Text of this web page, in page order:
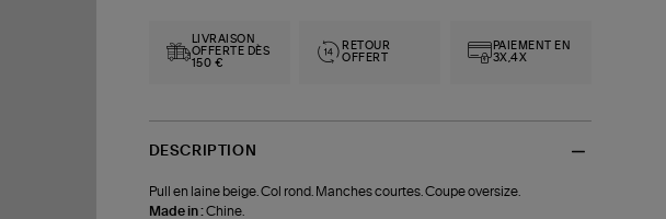
LIVRAISON
OFFERTE DÈS
150 €
RETOUR
OFFERT
PAIEMENT EN
3X,4X
DESCRIPTION
Pull en laine beige. Col rond. Manches courtes. Coupe oversize.
Made in :Chine.